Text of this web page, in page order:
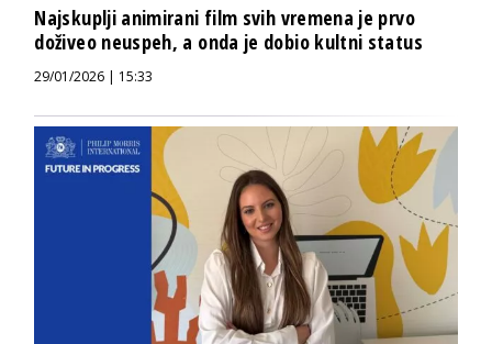
Najskuplji animirani film svih vremena je prvo
doživeo neuspeh, a onda je dobio kultni status
29/01/2026 | 15:33